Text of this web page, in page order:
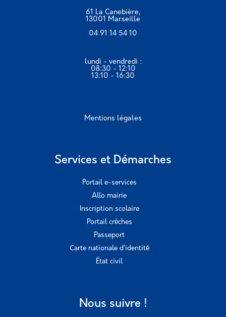
61 La Canebière,
13001 Marseille
04 91 14 54 10
lundi - vendredi :
08:30 - 12:10
13:10 - 16:30
Mentions légales
Services et Démarches
Portail e-services
Allo mairie
Inscription scolaire
Portail crèches
Passeport
Carte nationale d’identité
État civil
Nous suivre !